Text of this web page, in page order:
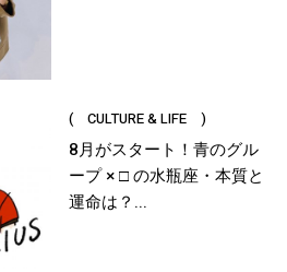
( CULTURE & LIFE )
8月がスタート！青のグル
ープ × □ の水瓶座・本質と
運命は？...